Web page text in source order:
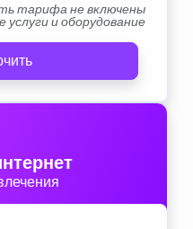
тарифа не включены
и оборудование